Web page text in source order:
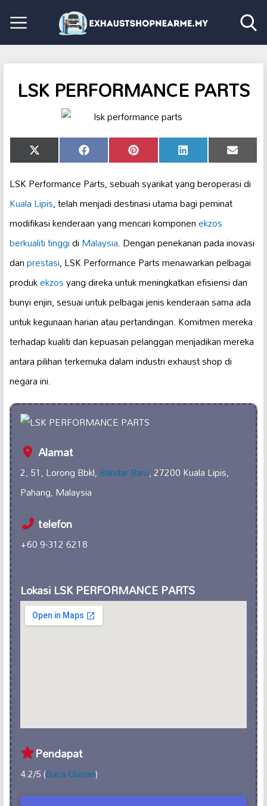
LSK PERFORMANCE PARTS
Share
on
X
(Twitter)
Share
on
Facebook Share
on
Pinterest Share
on
LinkedIn Share
on
Email
LSK Performance Parts, sebuah syarikat yang beroperasi di
Kuala Lipis, telah menjadi destinasi utama bagi peminat
modifikasi kenderaan yang mencari komponenekzos
berkualiti tinggidiMalaysia. Dengan penekanan pada inovasi
danprestasi, LSK Performance Parts menawarkan pelbagai
produkekzosyang direka untuk meningkatkan efisiensi dan
bunyi enjin, sesuai untuk pelbagai jenis kenderaan sama ada
untuk kegunaan harian atau pertandingan. Komitmen mereka
terhadap kualiti dan kepuasan pelanggan menjadikan mereka
antara pilihan terkemuka dalam industri exhaust shop di
negara ini.
Alamat
2, 51, Lorong Bbkl,Bandar Baru, 27200 Kuala Lipis,
Pahang, Malaysia
telefon
+60 9-312 6218
Lokasi LSK PERFORMANCE PARTS
Pendapat
4.2/5 (Baca Ulasan)